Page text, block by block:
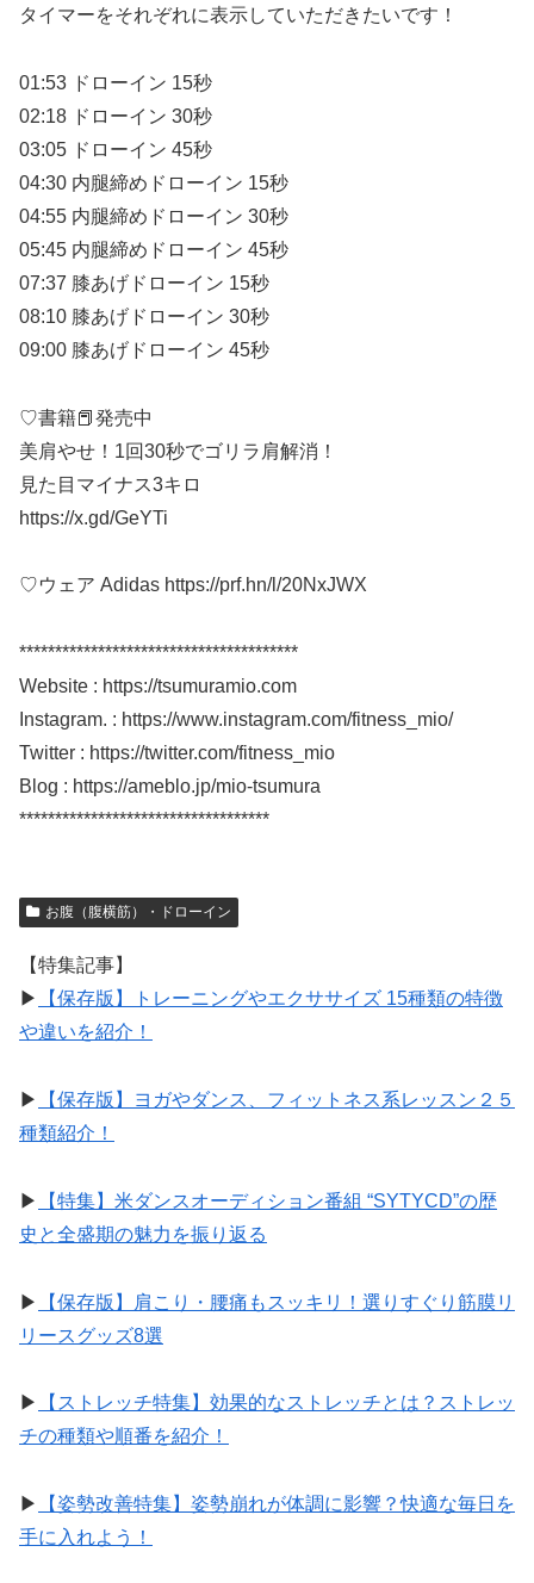
タイマーをそれぞれに表示していただきたいです！
01:53 ドローイン 15秒
02:18 ドローイン 30秒
03:05 ドローイン 45秒
04:30 内腿締めドローイン 15秒
04:55 内腿締めドローイン 30秒
05:45 内腿締めドローイン 45秒
07:37 膝あげドローイン 15秒
08:10 膝あげドローイン 30秒
09:00 膝あげドローイン 45秒
♡書籍📕発売中
美肩やせ！1回30秒でゴリラ肩解消！
見た目マイナス3キロ
https://x.gd/GeYTi
♡ウェア Adidas https://prf.hn/l/20NxJWX
***************************************
Website : https://tsumuramio.com
Instagram. : https://www.instagram.com/fitness_mio/
Twitter : https://twitter.com/fitness_mio
Blog : https://ameblo.jp/mio-tsumura
***********************************
お腹（腹横筋）・ドローイン
【特集記事】
▶︎
【保存版】トレーニングやエクササイズ 15種類の特徴
や違いを紹介！
▶︎
【保存版】ヨガやダンス、フィットネス系レッスン２５
種類紹介！
▶︎
【特集】米ダンスオーディション番組 “SYTYCD”の歴
史と全盛期の魅力を振り返る
▶︎
【保存版】肩こり・腰痛もスッキリ！選りすぐり筋膜リ
リースグッズ8選
▶︎
【ストレッチ特集】効果的なストレッチとは？ストレッ
チの種類や順番を紹介！
▶︎
【姿勢改善特集】姿勢崩れが体調に影響？快適な毎日を
手に入れよう！